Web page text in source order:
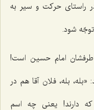
راستای حرکت و سیر به
شود.
امام حسین است!
بله، فلان آقا هم در
دارند! یعنی چه اسم